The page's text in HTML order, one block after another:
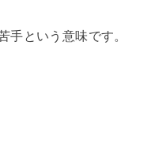
という意味です。